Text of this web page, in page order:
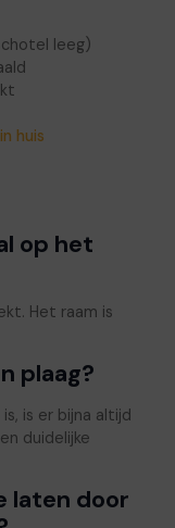
leeg)
huis
op het
Het raam is
plaag?
is er bijna altijd
duidelijke
laten door